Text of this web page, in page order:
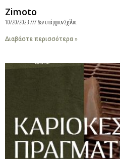
Zimoto
10/20/2023 Δεν υπάρχουν Σχόλια
Διαβάστε περισσότερα »